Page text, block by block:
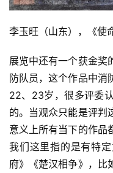
李玉旺（山东），《使
展览中还有一个获金奖
防队员，这个作品中消
22、23岁，很多评委
的。当观众只能是评判
意义上所有当下的作品
我们这里指的是有特
府》《楚汉相争》，比